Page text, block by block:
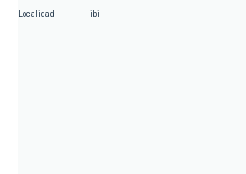
Localidad ibi